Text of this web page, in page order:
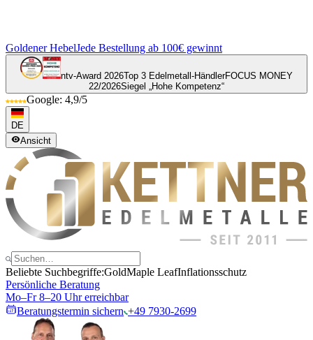
Goldener HebelJede Bestellung ab 100€ gewinnt
ntv-Award 2026Top 3 Edelmetall-HändlerFOCUS MONEY
22/2026Siegel „Hohe Kompetenz“
Google: 4,9/5
DE
Ansicht
Beliebte Suchbegriffe:GoldMaple LeafInflationsschutz
Persönliche Beratung
Mo–Fr 8–20 Uhr erreichbar
Beratungstermin sichern +49 7930-2699